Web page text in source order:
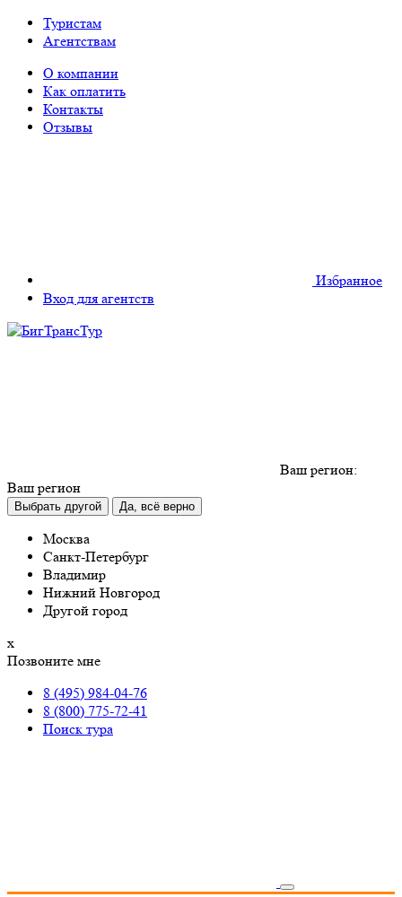
Туристам
Агентствам
О компании
Как оплатить
Контакты
Отзывы
Избранное
Вход для агентств
Ваш регион:
Ваш регион
Выбрать другой Да, всё верно
Москва
Санкт-Петербург
Владимир
Нижний Новгород
Другой город
х
Позвоните мне
8 (495) 984-04-76
8 (800) 775-72-41
Поиск тура